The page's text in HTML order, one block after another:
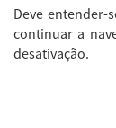
Deve entender-
continuar a
desativação.